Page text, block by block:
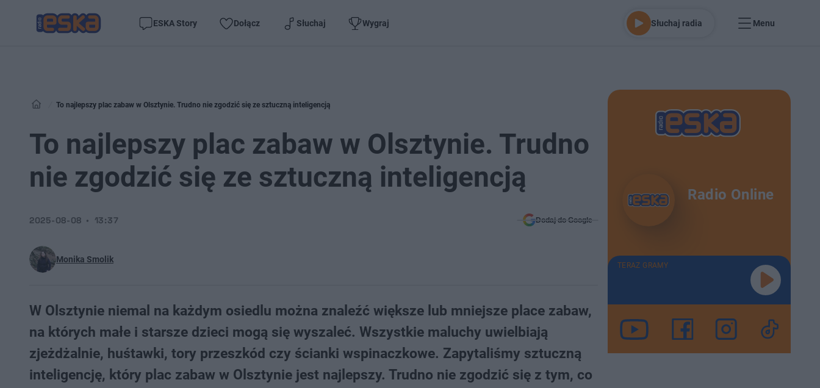
ESKA Story Dołącz Słuchaj Wygraj Słuchaj radia Menu
To najlepszy plac zabaw w Olsztynie. Trudno nie zgodzić się ze sztuczną inteligencją
To najlepszy plac zabaw w Olsztynie. Trudno
nie zgodzić się ze sztuczną inteligencją
Monika Smolik
2025-08-08 13:37 Dodaj do Google
W Olsztynie niemal na każdym osiedlu można znaleźć większe lub mniejsze place zabaw,
na których małe i starsze dzieci mogą się wyszaleć. Wszystkie maluchy uwielbiają
zjeżdżalnie, huśtawki, tory przeszkód czy ścianki wspinaczkowe. Zapytaliśmy sztuczną
inteligencję, który plac zabaw w Olsztynie jest najlepszy. Trudno nie zgodzić się z tym, co
Radio Online
TERAZ GRAMY